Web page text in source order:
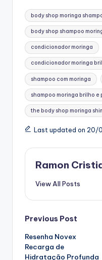
Tags:
body shop moringa
body shop shampoo
condicionador moringa
condicionador moringa
shampoo com moringa
shampoo moringa brilho e
the body shop moringa
Last updated on 20/
Ramon
View All Posts
Post
navigation
Previous Post
Resenha Novex
Recarga de
Hidratação Profunda